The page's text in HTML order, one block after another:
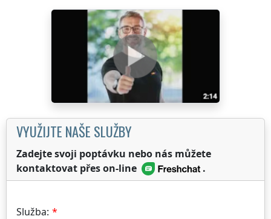
VYUŽIJTE NAŠE SLUŽBY
Zadejte svoji poptávku nebo nás můžete
kontaktovat přes on-line
.
Služba: